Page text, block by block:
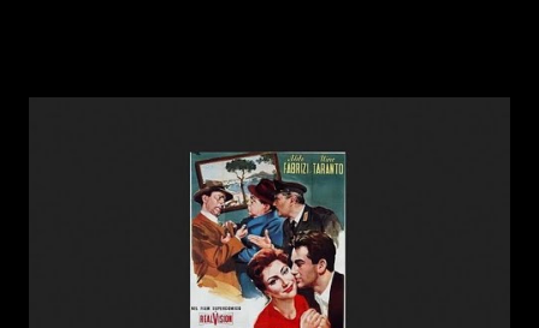
strada, ingombra per l'intenso traffico, poi aspetta invano il
fidanzato, infine ha un battibecco in un giardino pubblico,
che si conclude al commissariato. Rientrando a casa in
ritardo racconterà allora una bugia, dicendo di essersi
intrattenuta troppo tempo al cinema e la padrona questa